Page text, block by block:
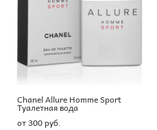
Chanel Allure Homme Sport
Туалетная вода
от 300 pуб.